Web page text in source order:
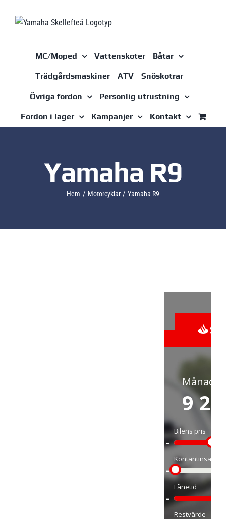
MC/Moped Vattenskoter Båtar
Trädgårdsmaskiner ATV Snöskotrar
Övriga fordon Personlig utrustning
Fordon i lager Kampanjer Kontakt
Yamaha R9
Hem Motorcyklar Yamaha R9